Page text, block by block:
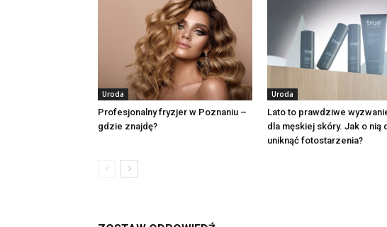
Uroda
Profesjonalny fryzjer w Poznaniu –
gdzie znajdę?
Uroda
Lato to prawdziwe
dla męskiej skóry. Jak o nią
uniknąć fotostarzenia?